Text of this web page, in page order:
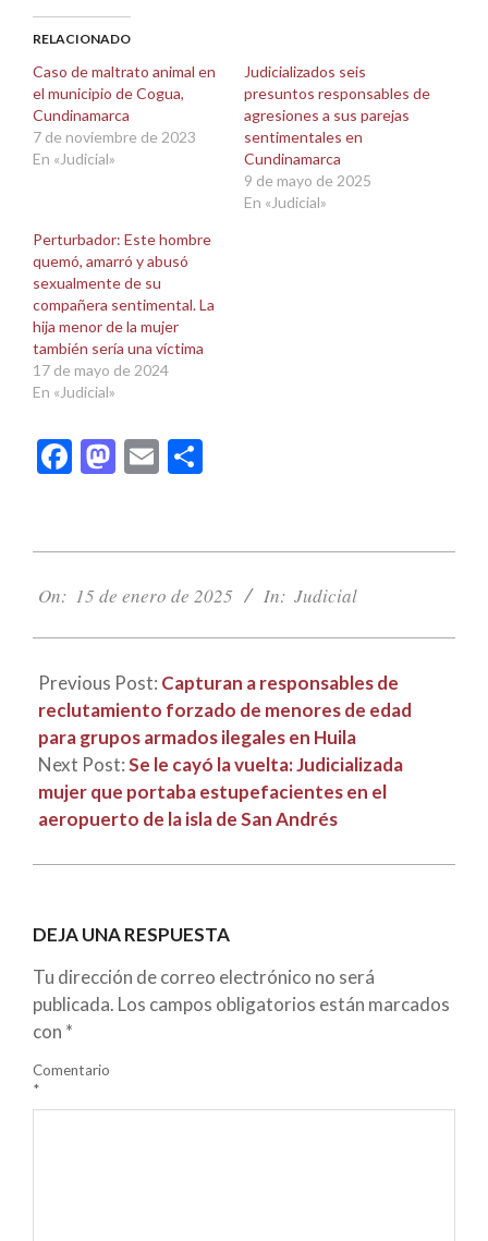
(Se
abre
una
ventana
nueva)
(Se
abre
una
ventana
nueva)
RELACIONADO
Caso de maltrato animal en
el municipio de Cogua,
Cundinamarca
7 de noviembre de 2023
En «Judicial»
Judicializados seis
presuntos responsables de
agresiones a sus parejas
sentimentales en
Cundinamarca
9 de mayo de 2025
En «Judicial»
Perturbador: Este hombre
quemó, amarró y abusó
sexualmente de su
compañera sentimental. La
hija menor de la mujer
también sería una víctima
17 de mayo de 2024
En «Judicial»
Facebook
Mastodon
Email
01-
On: 15 de enero de 2025 In: Judicial
Previous Post: Capturan a responsables de
reclutamiento forzado de menores de edad
para grupos armados ilegales en Huila
Next Post:Se le cayó la vuelta: Judicializada
mujer que portaba estupefacientes en el
aeropuerto de la isla de San Andrés
DEJA UNA RESPUESTA
Tu dirección de correo electrónico no será
publicada. Los campos obligatorios están marcados
con *
Comentario
*